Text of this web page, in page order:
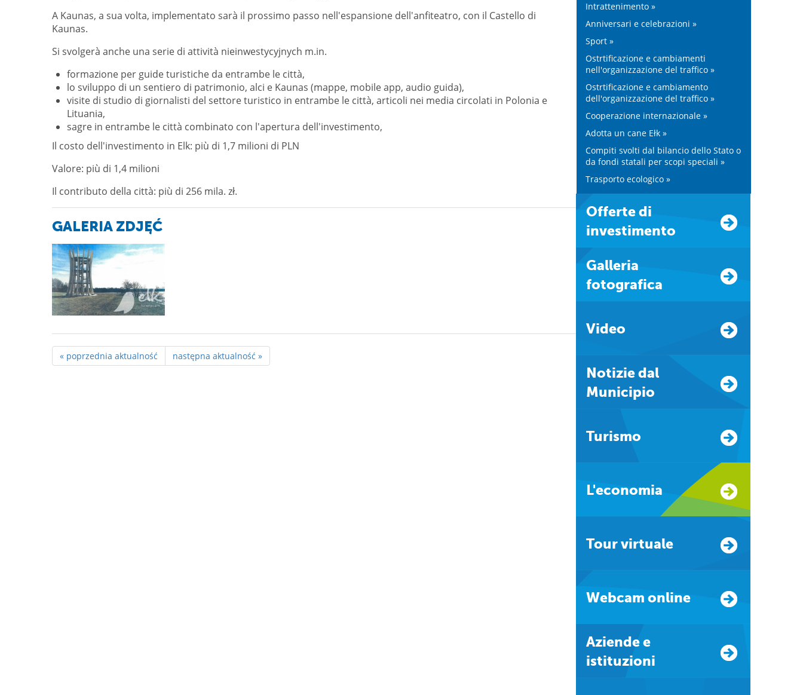
A Kaunas, a sua volta, implementato sarà il prossimo passo nell'espansione dell'anfiteatro, con il Castello di
Kaunas.
Si svolgerà anche una serie di attività nieinwestycyjnych m.in.
formazione per guide turistiche da entrambe le città,
lo sviluppo di un sentiero di patrimonio, alci e Kaunas (mappe, mobile app, audio guida),
visite di studio di giornalisti del settore turistico in entrambe le città, articoli nei media circolati in Polonia e
Lituania,
sagre in entrambe le città combinato con l'apertura dell'investimento,
Il costo dell'investimento in Elk: più di 1,7 milioni di PLN
Valore: più di 1,4 milioni
Il contributo della città: più di 256 mila. zł.
GALERIA ZDJĘĆ
« poprzednia aktualność następna aktualność »
Intrattenimento »
Anniversari e celebrazioni »
Sport »
Ostrtificazione e cambiamenti
nell'organizzazione del traffico »
Ostrtificazione e cambiamento
dell'organizzazione del traffico »
Cooperazione internazionale »
Adotta un cane Ełk »
Compiti svolti dal bilancio dello Stato o
da fondi statali per scopi speciali »
Trasporto ecologico »
Offerte di
investimento
Galleria
fotografica
Video
Notizie dal
Municipio
Turismo
L'economia
Tour virtuale
Webcam online
Aziende e
istituzioni